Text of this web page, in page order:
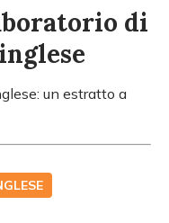
di
un estratto a